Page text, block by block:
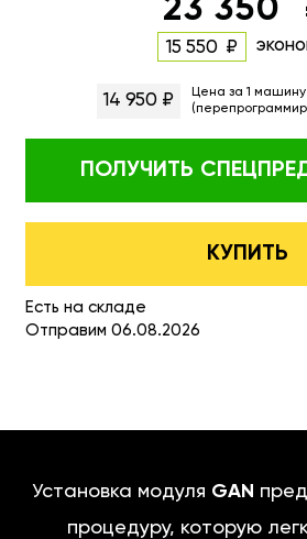
23 350
15 550
14 950 ₽
Цена за 1 машину
ПОЛУЧИТЬ
КУПИТЬ
Есть на складе
Отправим 06.08.2026
Установка модуля GAN
процедуру, которую